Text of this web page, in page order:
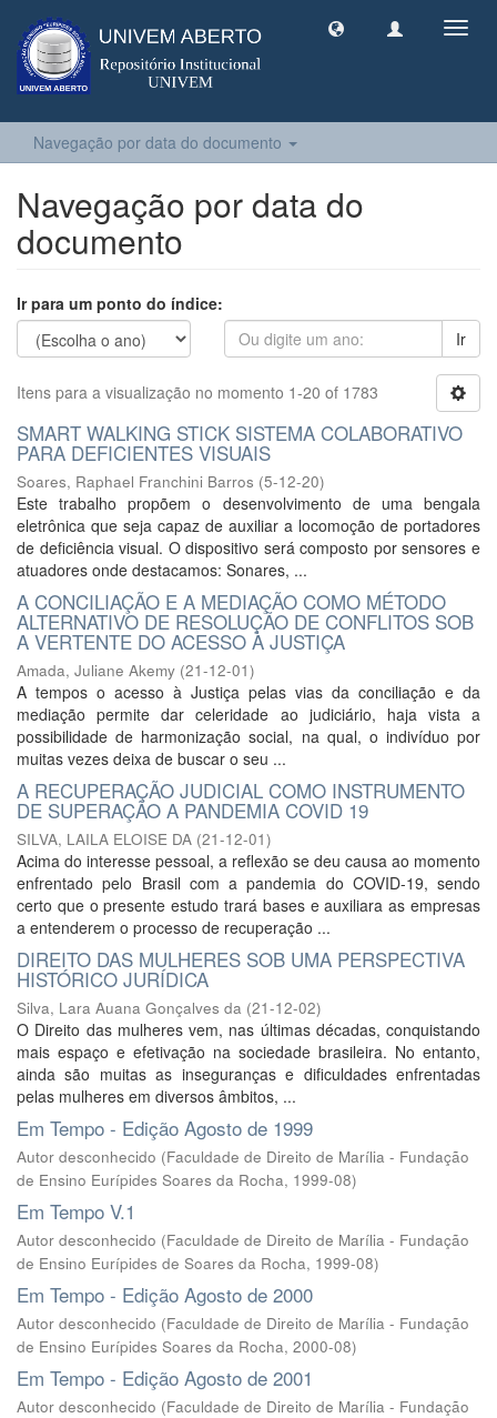
Navegação por data do documento
Navegação por data do
documento
Ir para um ponto do índice:
Ir
Itens para a visualização no momento 1-20 of 1783
SMART WALKING STICK SISTEMA COLABORATIVO
PARA DEFICIENTES VISUAIS
Soares, Raphael Franchini Barros (5-12-20)
Este trabalho propõem o desenvolvimento de uma bengala
eletrônica que seja capaz de auxiliar a locomoção de portadores
de deficiência visual. O dispositivo será composto por sensores e
atuadores onde destacamos: Sonares, ...
A CONCILIAÇÃO E A MEDIAÇÃO COMO MÉTODO
ALTERNATIVO DE RESOLUÇÃO DE CONFLITOS SOB
A VERTENTE DO ACESSO À JUSTIÇA
Amada, Juliane Akemy (21-12-01)
A tempos o acesso à Justiça pelas vias da conciliação e da
mediação permite dar celeridade ao judiciário, haja vista a
possibilidade de harmonização social, na qual, o indivíduo por
muitas vezes deixa de buscar o seu ...
A RECUPERAÇÃO JUDICIAL COMO INSTRUMENTO
DE SUPERAÇÃO A PANDEMIA COVID 19
SILVA, LAILA ELOISE DA (21-12-01)
Acima do interesse pessoal, a reflexão se deu causa ao momento
enfrentado pelo Brasil com a pandemia do COVID-19, sendo
certo que o presente estudo trará bases e auxiliara as empresas
a entenderem o processo de recuperação ...
DIREITO DAS MULHERES SOB UMA PERSPECTIVA
HISTÓRICO JURÍDICA
Silva, Lara Auana Gonçalves da (21-12-02)
O Direito das mulheres vem, nas últimas décadas, conquistando
mais espaço e efetivação na sociedade brasileira. No entanto,
ainda são muitas as inseguranças e dificuldades enfrentadas
pelas mulheres em diversos âmbitos, ...
Em Tempo - Edição Agosto de 1999
Autor desconhecido (Faculdade de Direito de Marília - Fundação
de Ensino Eurípides Soares da Rocha, 1999-08)
Em Tempo V.1
Autor desconhecido (Faculdade de Direito de Marília - Fundação
de Ensino Eurípides de Soares da Rocha, 1999-08)
Em Tempo - Edição Agosto de 2000
Autor desconhecido (Faculdade de Direito de Marília - Fundação
de Ensino Eurípides Soares da Rocha, 2000-08)
Em Tempo - Edição Agosto de 2001
Autor desconhecido (Faculdade de Direito de Marília - Fundação